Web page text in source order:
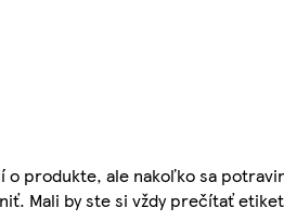
produkte, ale nakoľko sa
Mali by ste si vždy prečítať